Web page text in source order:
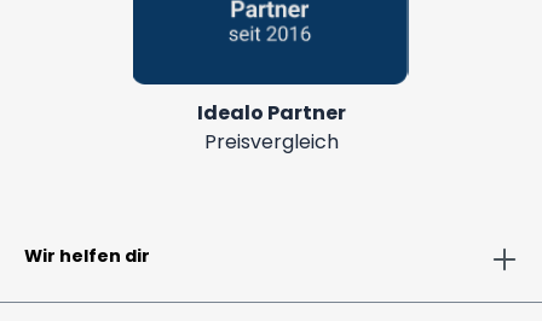
Idealo Partner
Preisvergleich
Wir helfen dir